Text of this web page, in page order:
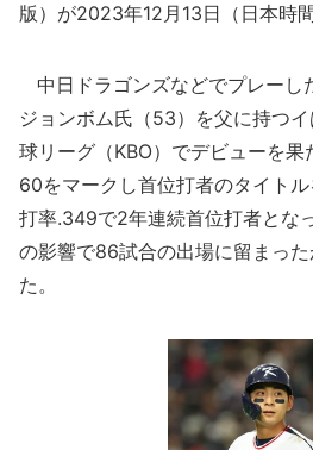
版）が2023年12月13日（日本時
中日ドラゴンズなどでプレーし
ジョンボム氏（53）を父に持つ
球リーグ（KBO）でデビューを
60をマークし首位打者のタイト
打率.349で2年連続首位打者とな
の影響で86試合の出場に留まっ
た。